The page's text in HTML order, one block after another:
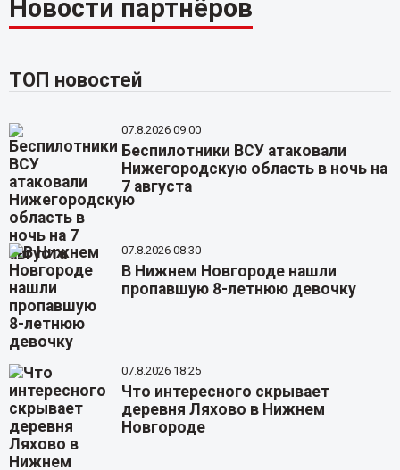
Новости партнёров
ТОП новостей
07.8.2026 09:00
Беспилотники ВСУ атаковали
Нижегородскую область в ночь на
7 августа
07.8.2026 08:30
В Нижнем Новгороде нашли
пропавшую 8-летнюю девочку
07.8.2026 18:25
Что интересного скрывает
деревня Ляхово в Нижнем
Новгороде